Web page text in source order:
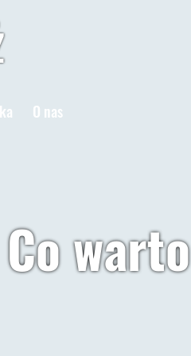
O nas
warto